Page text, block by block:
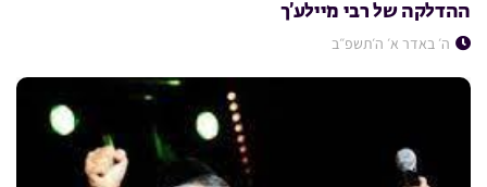
ההדלקה של רבי מיילע’ך
ה׳ באדר א׳ ה׳תשפ״ב